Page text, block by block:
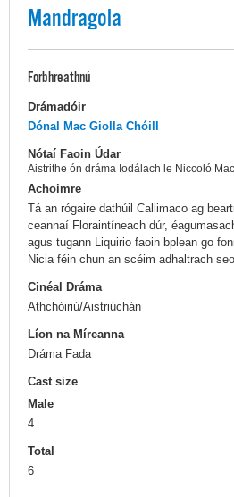
Mandragola
Forbhreathnú
Drámadóir
Dónal Mac Giolla Chóill
Nótaí Faoin Údar
Aistrithe ón dráma Iodálach le Niccoló
Achoimre
Tá an rógaire dathúil Callimaco ag
ceannaí Floraintíneach dúr,
agus tugann Liquirio faoin bplean go
Nicia féin chun an scéim adhaltrach
Cinéal Dráma
Athchóiriú/Aistriúchán
Líon na Míreanna
Dráma Fada
Cast size
Male
4
Total
6